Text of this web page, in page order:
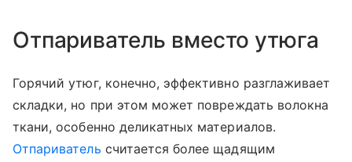
Отпариватель вместо утюга
Горячий утюг, конечно, эффективно разглаживает
складки, но при этом может повреждать волокна
ткани, особенно деликатных материалов.
Отпариватель считается более щадящим